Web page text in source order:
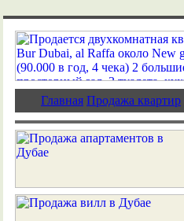
Главная Продажа квартир